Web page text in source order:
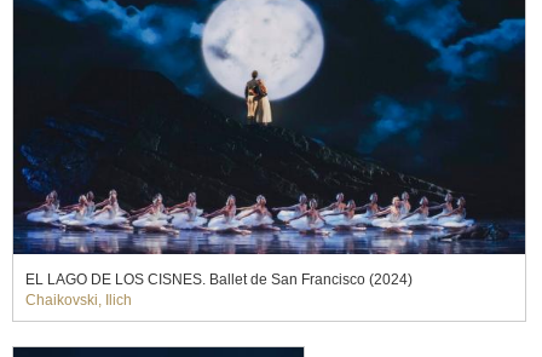
EL LAGO DE LOS CISNES. Ballet de San Francisco (2024)
Chaikovski, Ilich